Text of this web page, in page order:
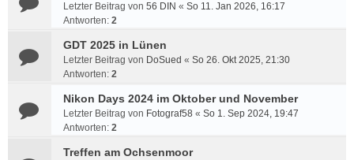
Letzter Beitrag von 56 DIN « So 11. Jan 2026, 16:17
Antworten: 2
GDT 2025 in Lünen
Letzter Beitrag von DoSued « So 26. Okt 2025, 21:30
Antworten: 2
Nikon Days 2024 im Oktober und November
Letzter Beitrag von Fotograf58 « So 1. Sep 2024, 19:47
Antworten: 2
Treffen am Ochsenmoor